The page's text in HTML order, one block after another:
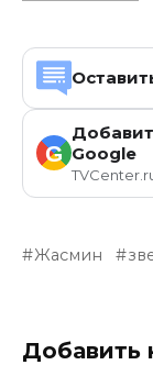
G Google
Жасмин
Добавить